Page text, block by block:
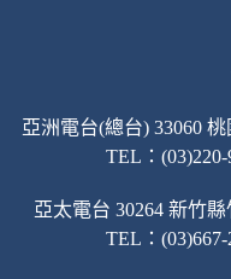
亞洲電台(總台) 33060
TEL：
亞太電台 30264 新竹
TEL：